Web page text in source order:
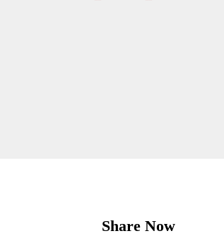
Share Now